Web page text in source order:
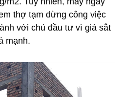
thợ tạm dừng công việc
với chủ đầu tư vì giá sắt
mạnh.